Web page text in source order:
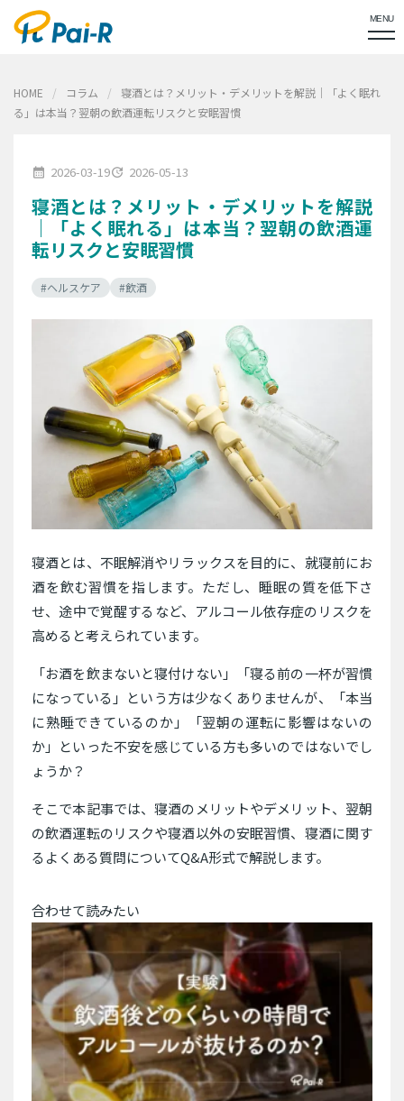
MENU
HOME コラム
寝酒とは？メリット・デメリットを解説｜「よく眠れ
る」は本当？翌朝の飲酒運転リスクと安眠習慣
calendar_month 2026-03-19update 2026-05-13
寝酒とは？メリット・デメリットを解説
｜「よく眠れる」は本当？翌朝の飲酒運
転リスクと安眠習慣
#ヘルスケア #飲酒
寝酒とは、不眠解消やリラックスを目的に、就寝前にお
酒を飲む習慣を指します。ただし、睡眠の質を低下さ
せ、途中で覚醒するなど、アルコール依存症のリスクを
高めると考えられています。
「お酒を飲まないと寝付けない」「寝る前の一杯が習慣
になっている」という方は少なくありませんが、「本当
に熟睡できているのか」「翌朝の運転に影響はないの
か」といった不安を感じている方も多いのではないでし
ょうか？
そこで本記事では、寝酒のメリットやデメリット、翌朝
の飲酒運転のリスクや寝酒以外の安眠習慣、寝酒に関す
るよくある質問についてQ&A形式で解説します。
合わせて読みたい